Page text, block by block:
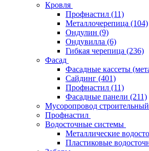
Кровля
Профнастил (11)
Металлочерепица (104)
Ондулин (9)
Ондувилла (6)
Гибкая черепица (236)
Фасад
Фасадные кассеты
Сайдинг (401)
Профнастил (11)
Фасадные панели (211)
Мусоропровод строительный
Профнастил
Водосточные системы
Металлические
Пластиковые